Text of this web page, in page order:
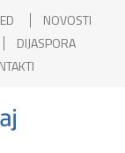
NOVOSTI
DIJASPORA